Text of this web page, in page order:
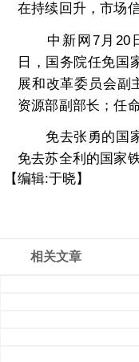
在持续回升，市场
中新网7月20日
日，国务院任免国
展和改革委员会副
资源部副部长；任
免去张勇的国家
免去苏全利的国家
【编辑:于晓】
相关文章